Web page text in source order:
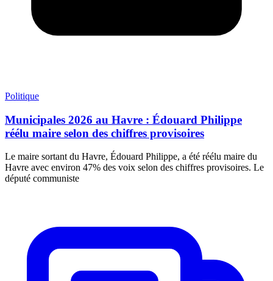
Politique
Municipales 2026 au Havre : Édouard Philippe
réélu maire selon des chiffres provisoires
Le maire sortant du Havre, Édouard Philippe, a été réélu maire du
Havre avec environ 47% des voix selon des chiffres provisoires. Le
député communiste